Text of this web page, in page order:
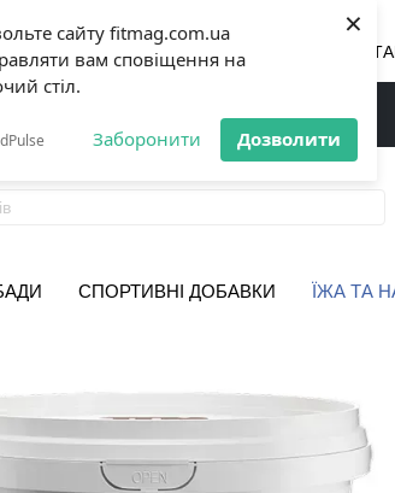
сайту fitmag.com.ua
вам сповіщення на
стіл.
Заборонити Дозволити
×
БЕЗКОШТОВНА
СПОРТИВНІ ДОБАВКИ ЇЖА ТА